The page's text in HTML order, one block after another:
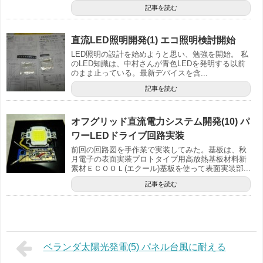
記事を読む
直流LED照明開発(1) エコ照明検討開始
LED照明の設計を始めようと思い、勉強を開始。 私
のLED知識は、中村さんが青色LEDを発明する以前
のまま止っている。最新デバイスを含...
記事を読む
オフグリッド直流電力システム開発(10) パ
ワーLEDドライブ回路実装
前回の回路図を手作業で実装してみた。基板は、秋
月電子の表面実装プロトタイプ用高放熱基板材料新
素材ＥＣＯＯＬ(エクール)基板を使って表面実装部...
記事を読む
ベランダ太陽光発電(5) パネル台風に耐える